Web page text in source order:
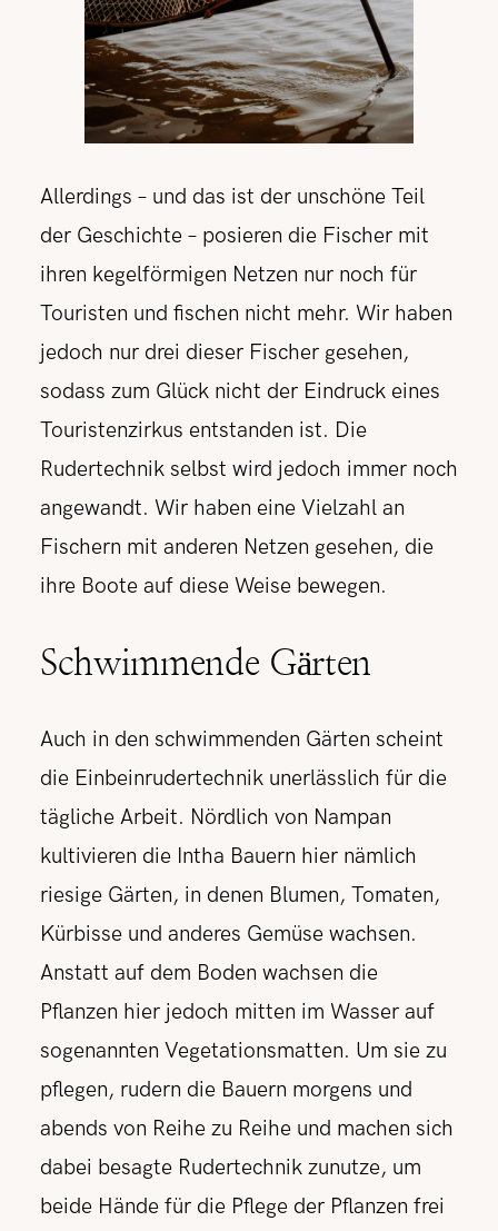
Allerdings – und das ist der unschöne Teil
der Geschichte – posieren die Fischer mit
ihren kegelförmigen Netzen nur noch für
Touristen und fischen nicht mehr. Wir haben
jedoch nur drei dieser Fischer gesehen,
sodass zum Glück nicht der Eindruck eines
Touristenzirkus entstanden ist. Die
Rudertechnik selbst wird jedoch immer noch
angewandt. Wir haben eine Vielzahl an
Fischern mit anderen Netzen gesehen, die
ihre Boote auf diese Weise bewegen.
Schwimmende Gärten
Auch in den schwimmenden Gärten scheint
die Einbeinrudertechnik unerlässlich für die
tägliche Arbeit. Nördlich von Nampan
kultivieren die Intha Bauern hier nämlich
riesige Gärten, in denen Blumen, Tomaten,
Kürbisse und anderes Gemüse wachsen.
Anstatt auf dem Boden wachsen die
Pflanzen hier jedoch mitten im Wasser auf
sogenannten Vegetationsmatten. Um sie zu
pflegen, rudern die Bauern morgens und
abends von Reihe zu Reihe und machen sich
dabei besagte Rudertechnik zunutze, um
beide Hände für die Pflege der Pflanzen frei